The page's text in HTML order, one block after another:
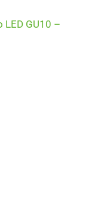
LED GU10 –